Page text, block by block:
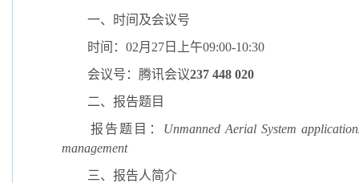
一、时间及会议号
时间： 02月 27 日上午09:00-10:30
会议号：腾讯会议237 448 020
二、报告题目
报告题目： Unmanned Aerial System
management
三、报告人简介